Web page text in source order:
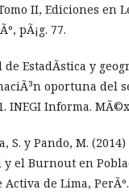
II, Ediciones en
pÃ¡g. 77.
EstadÃ­stica y
oportuna del
INEGI Informa.
S. y Pando, M.
y el Burnout en
Activa de Lima,